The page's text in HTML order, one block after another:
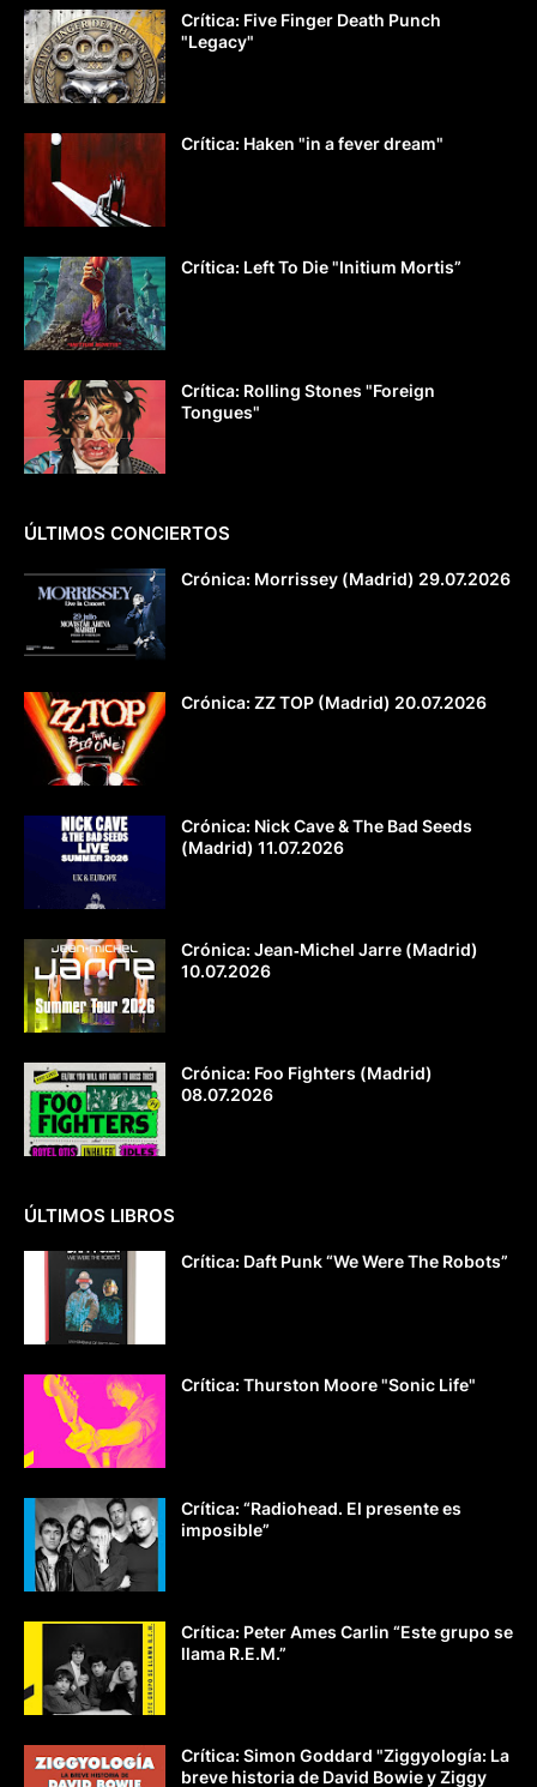
Crítica: Five Finger Death Punch
"Legacy"
Crítica: Haken "in a fever dream"
Crítica: Left To Die "Initium Mortis”
Crítica: Rolling Stones "Foreign
Tongues"
ÚLTIMOS CONCIERTOS
Crónica: Morrissey (Madrid) 29.07.2026
Crónica: ZZ TOP (Madrid) 20.07.2026
Crónica: Nick Cave & The Bad Seeds
(Madrid) 11.07.2026
Crónica: Jean‐Michel Jarre (Madrid)
10.07.2026
Crónica: Foo Fighters (Madrid)
08.07.2026
ÚLTIMOS LIBROS
Crítica: Daft Punk “We Were The Robots”
Crítica: Thurston Moore "Sonic Life"
Crítica: “Radiohead. El presente es
imposible”
Crítica: Peter Ames Carlin “Este grupo se
llama R.E.M.”
Crítica: Simon Goddard "Ziggyología: La
breve historia de David Bowie y Ziggy